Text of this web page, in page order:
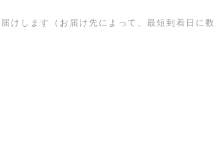
けします（お届け先によって、最短到着日に数